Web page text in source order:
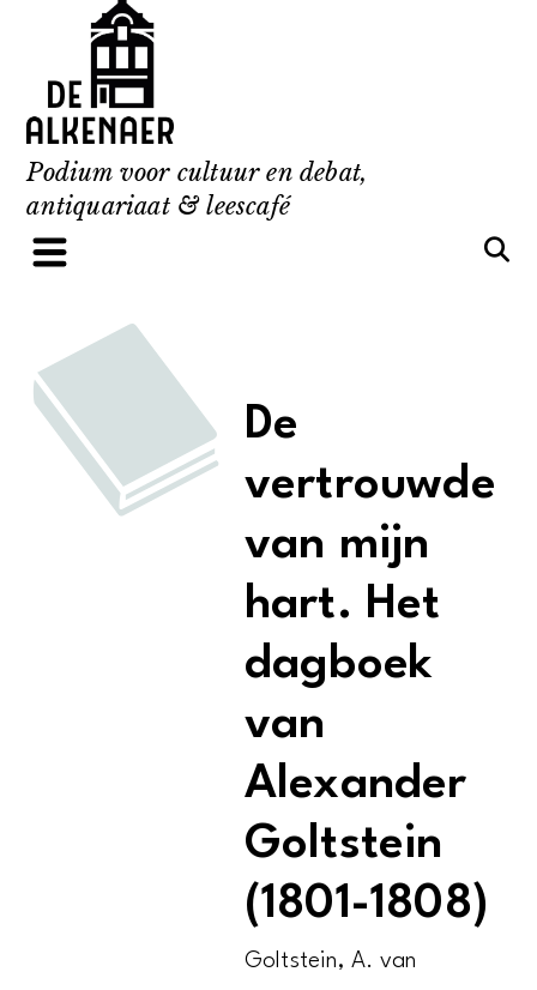
content
Podium voor cultuur en debat,
antiquariaat & leescafé
De
vertrouwde
van mijn
hart. Het
dagboek
van
Alexander
Goltstein
(1801-1808)
Goltstein, A. van